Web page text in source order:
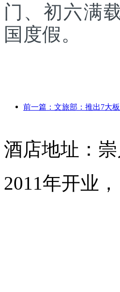
门、初六满
国度假。
酒店地址：
2011年开业